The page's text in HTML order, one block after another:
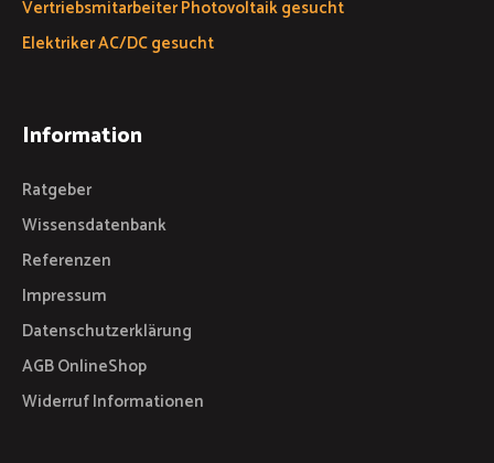
Vertriebsmitarbeiter Photovoltaik gesucht
Elektriker AC/DC gesucht
Information
Ratgeber
Wissensdatenbank
Referenzen
Impressum
Datenschutzerklärung
AGB OnlineShop
Widerruf Informationen